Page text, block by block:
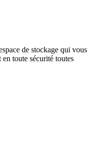
de stockage qui vous
toute sécurité toutes